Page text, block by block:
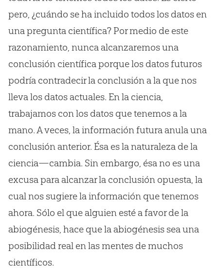
pero, ¿cuándo se ha incluido todos los datos en
una pregunta científica? Por medio de este
razonamiento, nunca alcanzaremos una
conclusión científica porque los datos futuros
podría contradecir la conclusión a la que nos
lleva los datos actuales. En la ciencia,
trabajamos con los datos que tenemos a la
mano. A veces, la información futura anula una
conclusión anterior. Ésa es la naturaleza de la
ciencia—cambia. Sin embargo, ésa no es una
excusa para alcanzar la conclusión opuesta, la
cual nos sugiere la información que tenemos
ahora. Sólo el que alguien esté a favor de la
abiogénesis, hace que la abiogénesis sea una
posibilidad real en las mentes de muchos
científicos.